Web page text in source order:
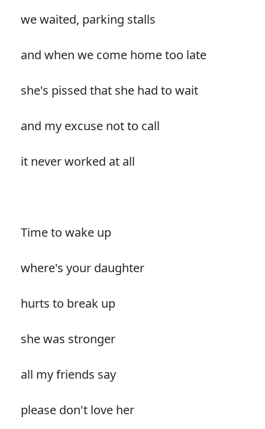
we waited, parking stalls
and when we come home too late
she's pissed that she had to wait
and my excuse not to call
it never worked at all
Time to wake up
where's your daughter
hurts to break up
she was stronger
all my friends say
please don't love her